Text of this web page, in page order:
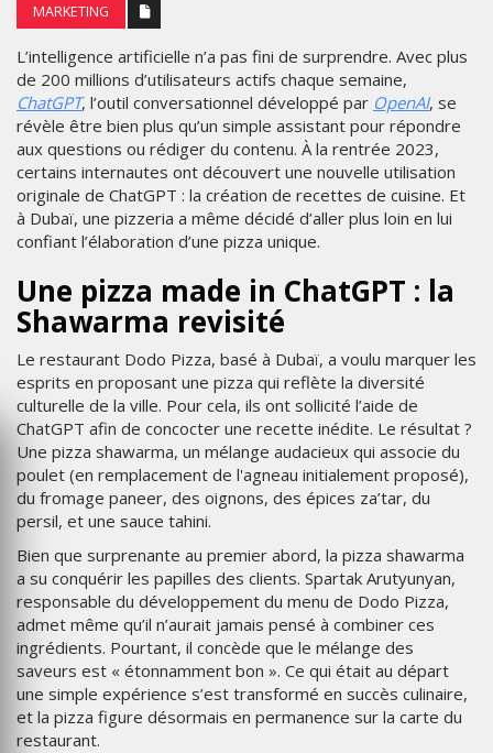
MARKETING
L’intelligence artificielle n’a pas fini de surprendre. Avec plus
de 200 millions d’utilisateurs actifs chaque semaine,
ChatGPT, l’outil conversationnel développé par OpenAI, se
révèle être bien plus qu’un simple assistant pour répondre
aux questions ou rédiger du contenu. À la rentrée 2023,
certains internautes ont découvert une nouvelle utilisation
originale de ChatGPT : la création de recettes de cuisine. Et
à Dubaï, une pizzeria a même décidé d’aller plus loin en lui
confiant l’élaboration d’une pizza unique.
Une pizza made in ChatGPT : la
Shawarma revisité
Le restaurant Dodo Pizza, basé à Dubaï, a voulu marquer les
esprits en proposant une pizza qui reflète la diversité
culturelle de la ville. Pour cela, ils ont sollicité l’aide de
ChatGPT afin de concocter une recette inédite. Le résultat ?
Une pizza shawarma, un mélange audacieux qui associe du
poulet (en remplacement de l'agneau initialement proposé),
du fromage paneer, des oignons, des épices za’tar, du
persil, et une sauce tahini.
Bien que surprenante au premier abord, la pizza shawarma
a su conquérir les papilles des clients. Spartak Arutyunyan,
responsable du développement du menu de Dodo Pizza,
admet même qu’il n’aurait jamais pensé à combiner ces
ingrédients. Pourtant, il concède que le mélange des
saveurs est « étonnamment bon ». Ce qui était au départ
une simple expérience s’est transformé en succès culinaire,
et la pizza figure désormais en permanence sur la carte du
restaurant.